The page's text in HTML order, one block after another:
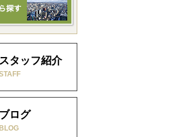
スタッフ紹介
ブログ
BLOG